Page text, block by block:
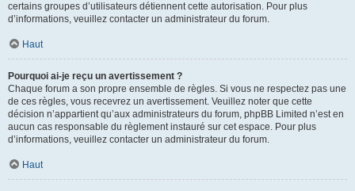
certains groupes d’utilisateurs détiennent cette autorisation. Pour plus
d’informations, veuillez contacter un administrateur du forum.
Haut
Pourquoi ai-je reçu un avertissement ?
Chaque forum a son propre ensemble de règles. Si vous ne respectez pas une
de ces règles, vous recevrez un avertissement. Veuillez noter que cette
décision n’appartient qu’aux administrateurs du forum, phpBB Limited n’est en
aucun cas responsable du règlement instauré sur cet espace. Pour plus
d’informations, veuillez contacter un administrateur du forum.
Haut